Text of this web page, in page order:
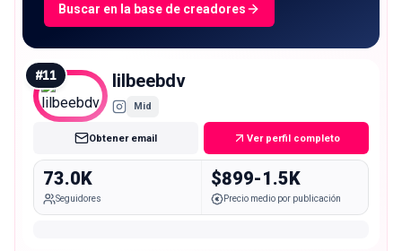
Buscar en la base de creadores
#11 lilbeebdv
Mid
Obtener email Ver perfil completo
73.0K
Seguidores
$899-1.5K
Precio medio por publicación